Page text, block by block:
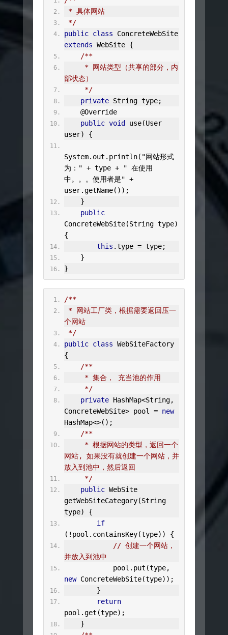
* 具体网站
*/
public class
ConcreteWebSite
extends WebSite {
/**
部状态）
     */
private String type;
@Override
public void use(User
user) {
System. out . println( "网站形式
为：" + type +
" 在使用
中。。。使用者是" +
user.getName());
}
public
ConcreteWebSite(String type)
{
this .type = type;
}
}
/**
个网站
*/
public class WebSiteFactory
{
/**
     * 集合， 充当池的作用
     */
private HashMap<String,
ConcreteWebSite> pool = new
HashMap<>();
/**
网站, 如果没有就创建一个网站，并
放入到池中，然后返回
     */
public WebSite
getWebSiteCategory(String
type)
{
if
(! pool . containsKey(type))
{
// 创建一个网站，
并放入到池中
            pool
. put (type,
new ConcreteWebSite(type));
}
return
pool .get (type);
}